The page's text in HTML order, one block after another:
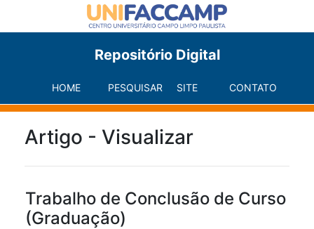
Repositório Digital
HOME PESQUISAR SITE CONTATO
Artigo - Visualizar
Trabalho de Conclusão de Curso
(Graduação)